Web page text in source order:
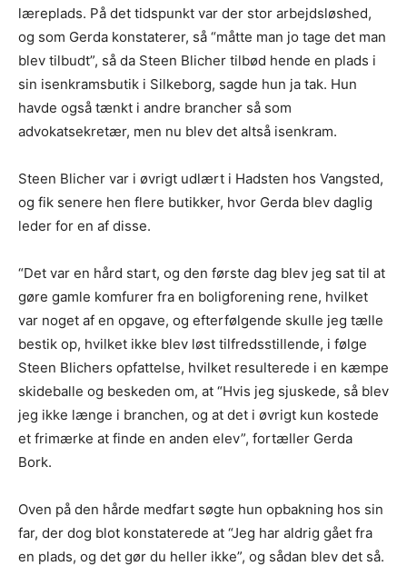
læreplads. På det tidspunkt var der stor arbejdsløshed,
og som Gerda konstaterer, så “måtte man jo tage det man
blev tilbudt”, så da Steen Blicher tilbød hende en plads i
sin isenkramsbutik i Silkeborg, sagde hun ja tak. Hun
havde også tænkt i andre brancher så som
advokatsekretær, men nu blev det altså isenkram.
Steen Blicher var i øvrigt udlært i Hadsten hos Vangsted,
og fik senere hen flere butikker, hvor Gerda blev daglig
leder for en af disse.
“Det var en hård start, og den første dag blev jeg sat til at
gøre gamle komfurer fra en boligforening rene, hvilket
var noget af en opgave, og efterfølgende skulle jeg tælle
bestik op, hvilket ikke blev løst tilfredsstillende, i følge
Steen Blichers opfattelse, hvilket resulterede i en kæmpe
skideballe og beskeden om, at “Hvis jeg sjuskede, så blev
jeg ikke længe i branchen, og at det i øvrigt kun kostede
et frimærke at finde en anden elev”, fortæller Gerda
Bork.
Oven på den hårde medfart søgte hun opbakning hos sin
far, der dog blot konstaterede at “Jeg har aldrig gået fra
en plads, og det gør du heller ikke”, og sådan blev det så.